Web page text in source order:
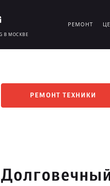
В МОСКВЕ
РЕМОНТ
РЕМОНТ ТЕХНИКИ